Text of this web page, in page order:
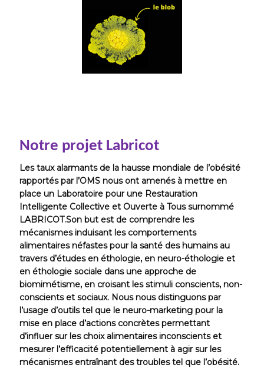
Notre projet Labricot
Les taux alarmants de la hausse mondiale de l’obésité
rapportés par l’OMS nous ont amenés à mettre en
place un Laboratoire pour une Restauration
Intelligente Collective et Ouverte à Tous surnommé
LABRICOT.Son but est de comprendre les
mécanismes induisant les comportements
alimentaires néfastes pour la santé des humains au
travers d’études en éthologie, en neuro-éthologie et
en éthologie sociale dans une approche de
biomimétisme, en croisant les stimuli conscients, non-
conscients et sociaux. Nous nous distinguons par
l’usage d’outils tel que le neuro-marketing pour la
mise en place d’actions concrètes permettant
d’influer sur les choix alimentaires inconscients et
mesurer l’efficacité potentiellement à agir sur les
mécanismes entraînant des troubles tel que l’obésité.